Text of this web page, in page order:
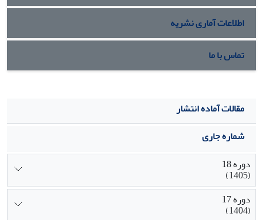
اطلاعات آماری نشریه
تماس با ما
مقالات آماده انتشار
شماره جاری
دوره 18
(1405)
دوره 17
(1404)